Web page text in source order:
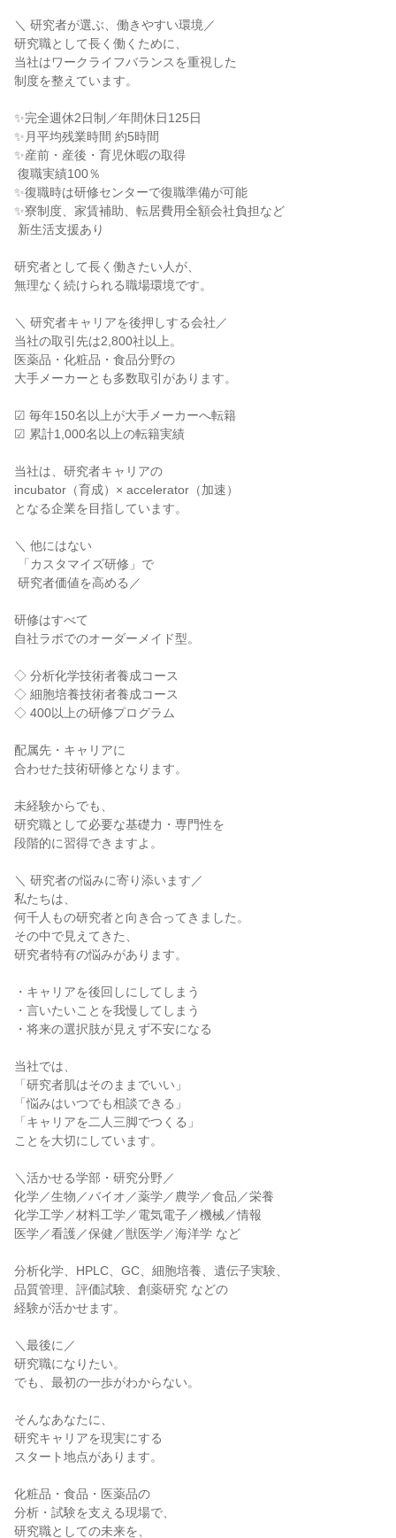
＼ 研究者が選ぶ、働きやすい環境／
研究職として長く働くために、
当社はワークライフバランスを重視した
制度を整えています。
✨完全週休2日制／年間休日125日
✨月平均残業時間 約5時間
✨産前・産後・育児休暇の取得
✨復職時は研修センターで復職準備が可能
✨寮制度、家賃補助、転居費用全額会社負担など
研究者として長く働きたい人が、
無理なく続けられる職場環境です。
＼ 研究者キャリアを後押しする会社／
当社の取引先は2,800社以上。
医薬品・化粧品・食品分野の
大手メーカーとも多数取引があります。
☑ 毎年150名以上が大手メーカーへ転籍
☑ 累計1,000名以上の転籍実績
当社は、研究者キャリアの
incubator（育成）× accelerator（加速）
となる企業を目指しています。
＼ 他にはない
研修はすべて
自社ラボでのオーダーメイド型。
◇ 分析化学技術者養成コース
◇ 細胞培養技術者養成コース
◇ 400以上の研修プログラム
配属先・キャリアに
合わせた技術研修となります。
未経験からでも、
研究職として必要な基礎力・専門性を
段階的に習得できますよ。
＼ 研究者の悩みに寄り添います／
私たちは、
何千人もの研究者と向き合ってきました。
その中で見えてきた、
研究者特有の悩みがあります。
・キャリアを後回しにしてしまう
・言いたいことを我慢してしまう
・将来の選択肢が見えず不安になる
当社では、
「研究者肌はそのままでいい」
「悩みはいつでも相談できる」
「キャリアを二人三脚でつくる」
ことを大切にしています。
＼活かせる学部・研究分野／
化学／生物／バイオ／薬学／農学／食品／栄養
化学工学／材料工学／電気電子／機械／情報
医学／看護／保健／獣医学／海洋学 など
分析化学、HPLC、GC、細胞培養、遺伝子実験、
品質管理、評価試験、創薬研究 などの
経験が活かせます。
＼最後に／
研究職になりたい。
でも、最初の一歩がわからない。
そんなあなたに、
研究キャリアを現実にする
スタート地点があります。
化粧品・食品・医薬品の
分析・試験を支える現場で、
研究職としての未来を、